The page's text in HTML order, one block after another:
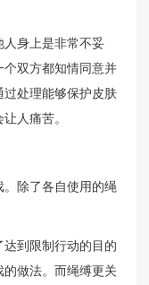
人身上是非常不妥
个双方都知情同意并
过处理能够保护皮肤
人痛苦。
除了各自使用的绳
到限制行动的目的
的做法。而绳缚更关